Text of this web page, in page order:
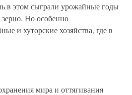
в этом сыграли урожайные годы
Но особенно
и хуторские хозяйства, где в
мира и оттягивания